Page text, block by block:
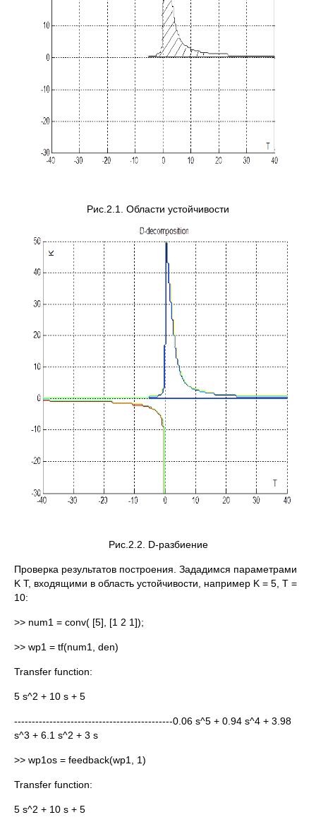
Рис.2.1. Области устойчивости
Рис.2.2. D-разбиение
Проверка результатов построения. Зададимся параметрами
K T, входящими в область устойчивости, например K = 5, T =
10:
>> num1 = conv( [5], [1 2 1]);
>> wp1 = tf(num1, den)
Transfer function:
5 s^2 + 10 s + 5
---------------------------------------------0.06 s^5 + 0.94 s^4 + 3.98
s^3 + 6.1 s^2 + 3 s
>> wp1os = feedback(wp1, 1)
Transfer function:
5 s^2 + 10 s + 5